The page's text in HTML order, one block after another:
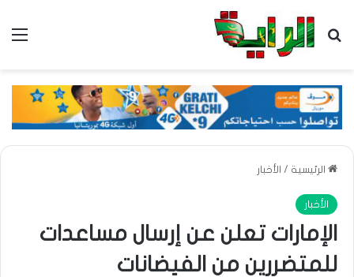
بحث عن
الرئيسية / الأخبار
الأخبار
الإمارات تعلن عن إرسال مساعدات
للمتضررين من الفيضانات